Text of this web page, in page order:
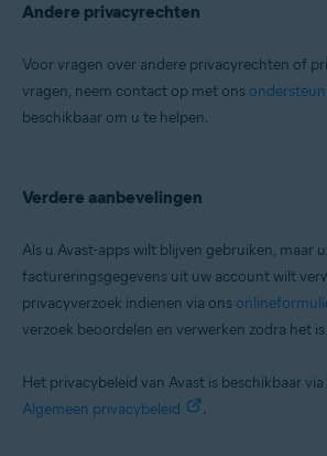
Andere privacyrechten
Voor vragen over andere privacyrechten of
vragen, neem contact op met ons
beschikbaar om u te helpen.
Verdere aanbevelingen
Als u Avast-apps wilt blijven gebruiken, maar
factureringsgegevens uit uw account wilt
privacyverzoek indienen via ons
verzoek beoordelen en verwerken zodra het
Het privacybeleid van Avast is beschikbaar
Algemeen privacybeleid
.